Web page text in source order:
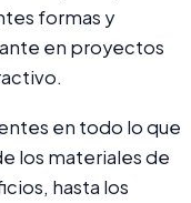
formas y
en proyectos
en todo lo que
los materiales de
hasta los